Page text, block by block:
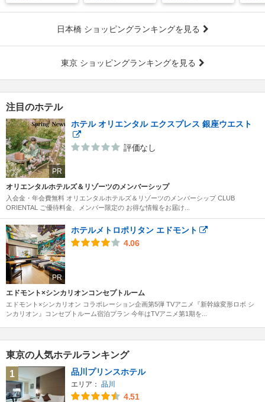
日本橋 ショッピングランキングを見る
東京 ショッピングランキングを見る
注目のホテル
PR
ホテル オリエンタル エクスプレス 銀座ウエスト
評価なし
オリエンタルホテルズ＆リゾーツのメンバーシップ
入会金・年会費無料 オリエンタルホテルズ＆リゾーツのメンバーシップ CLUB
ORIENTAL ご優待料金、メンバー限定の お得な情報をお届け...
PR
ホテルメトロポリタン エドモント
4.06
エドモント×シンカリオンコンセプトルーム
エドモント×シンカリオン コラボレーション企画第5弾 TVアニメ『新幹線変形ロボ シ
ンカリオン』コンセプトルーム宿泊プラン 今年はTVアニメ第1期を...
東京の人気ホテルランキング
1
品川プリンスホテル
エリア： 品川
4.51